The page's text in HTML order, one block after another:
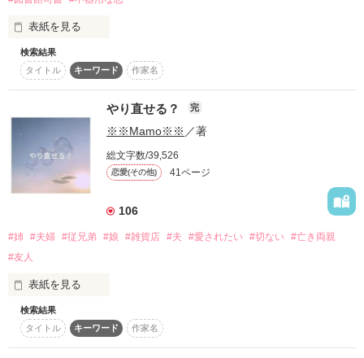
作品を読む
それとも・・・
☆2015.3.6〜4.13番外編完成しました☆
予定より長く＆遅くなってしまいました。
すみません・・・
☆2016.2.14番外編の修正が終わりました☆
☆ランキング最高順位１位☆
読者のみなさま、そして、ご感想、投票していただいたみなさ
ま
本当にどうもありがとうございました！！
表紙を見る
告白を交わし、恋人同士になった雨宮陽菜と桐生悠真。
けれど、恋人になったからといって、陽菜の臆病さがすぐに消
えるわけではなかった。
嬉しい。
幸せ。
でも、少し怖い。
そんな陽菜の心を知ってか知らずか、悠真はいつもと変わらな
い優しさでそっと寄り添う。
カフェ・ルーチェで過ごす時間は、恋人になったことでほんの
二人で書き続けてきたレシピノートには、新しいページがゆっ
くりと増えていく。
ある日、突然の雨。
陽菜はまた傘を忘れ、悠真の傘にそっと入る。
肩が触れそうで触れない距離。
恋人になったのに、まだ胸が跳ねる。
検索結果
タイトル
キーワード 作家名
やり直せる？ 完
※※Mamo※※ ／著
総文字数/39,526
恋愛(その他) 41ページ
106
#姉 #夫婦 #従兄弟 #娘 #雑貨店 #夫 #愛されたい #切ない #亡き両親
#友人
表紙を見る
「55作品目」
完結致しました。
検索結果
タイトル
キーワード 作家名